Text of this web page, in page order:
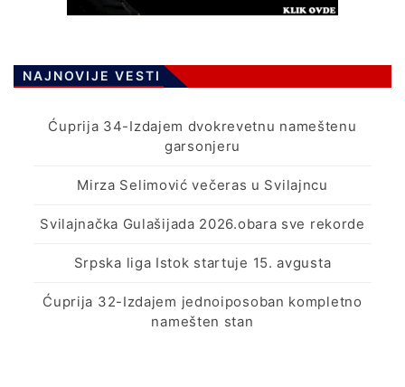
NAJNOVIJE VESTI
Ćuprija 34-Izdajem dvokrevetnu nameštenu
garsonjeru
Mirza Selimović večeras u Svilajncu
Svilajnačka Gulašijada 2026.obara sve rekorde
Srpska liga Istok startuje 15. avgusta
Ćuprija 32-Izdajem jednoiposoban kompletno
namešten stan